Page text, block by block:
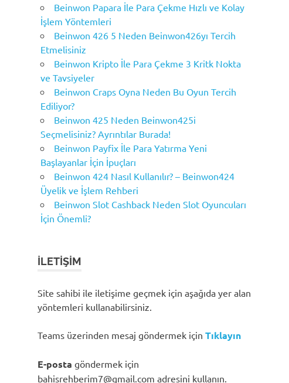
Beinwon Papara İle Para Çekme Hızlı ve Kolay
İşlem Yöntemleri
Beinwon 426 5 Neden Beinwon426yı Tercih
Etmelisiniz
Beinwon Kripto İle Para Çekme 3 Kritk Nokta
ve Tavsiyeler
Beinwon Craps Oyna Neden Bu Oyun Tercih
Ediliyor?
Beinwon 425 Neden Beinwon425i
Seçmelisiniz? Ayrıntılar Burada!
Beinwon Payfix İle Para Yatırma Yeni
Başlayanlar İçin İpuçları
Beinwon 424 Nasıl Kullanılır? – Beinwon424
Üyelik ve İşlem Rehberi
Beinwon Slot Cashback Neden Slot Oyuncuları
İçin Önemli?
İLETIŞIM
Site sahibi ile iletişime geçmek için aşağıda yer alan
yöntemleri kullanabilirsiniz.
Teams üzerinden mesaj göndermek içinTıklayın
E-posta göndermek için
bahisrehberim7@gmail.com adresini kullanın.